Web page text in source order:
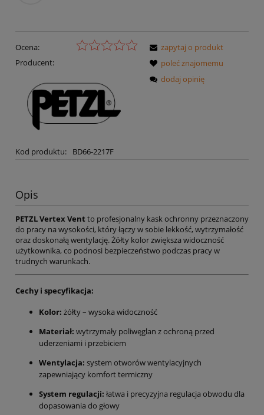
Ocena:
Producent:
Kod produktu: BD66-2217F
zapytaj o produkt
poleć znajomemu
dodaj opinię
Opis
PETZL Vertex Vent to profesjonalny kask ochronny przeznaczony
do pracy na wysokości, który łączy w sobie lekkość, wytrzymałość
oraz doskonałą wentylację. Żółty kolor zwiększa widoczność
użytkownika, co podnosi bezpieczeństwo podczas pracy w
trudnych warunkach.
Cechy i specyfikacja:
Kolor: żółty – wysoka widoczność
Materiał: wytrzymały poliwęglan z ochroną przed
uderzeniami i przebiciem
Wentylacja: system otworów wentylacyjnych
zapewniający komfort termiczny
System regulacji: łatwa i precyzyjna regulacja obwodu dla
dopasowania do głowy